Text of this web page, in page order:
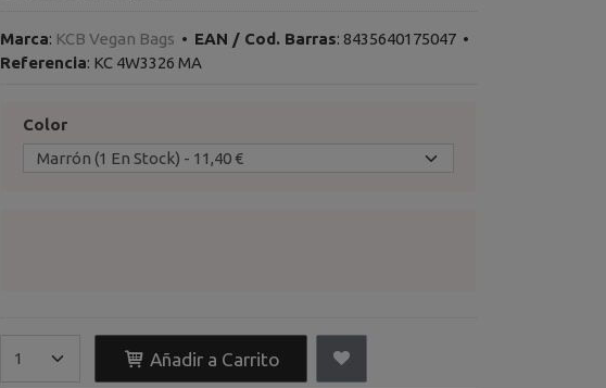
Marca: KCB Vegan Bags • EAN / Cod. Barras: 8435640175047•
Referencia: KC 4W3326 MA
Color
Añadir a Carrito